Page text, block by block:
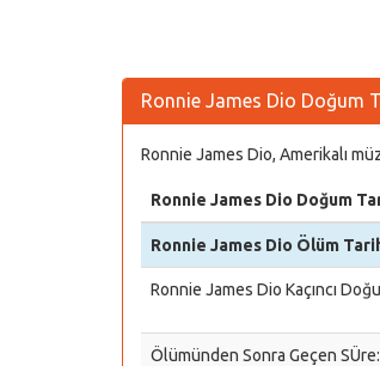
Ronnie James Dio Doğum
Ronnie James Dio, Amerikalı
Ronnie James Dio Doğum
Ronnie James Dio Ölüm
Ronnie James Dio Kaçıncı
Ölümünden Sonra Geçen SÜre: